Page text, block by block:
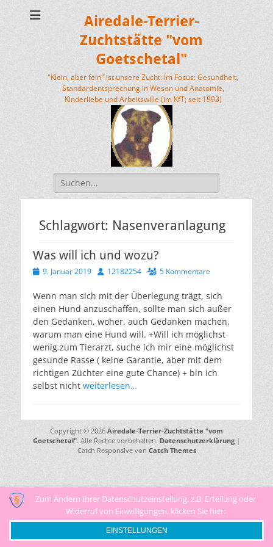
Airedale-Terrier-
Zuchtstätte "vom
Goetschetal"
"Klein, aber fein" ist unsere Zucht: Im Focus: Gesundheit,
Standardentsprechung in Wesen und Anatomie,
Kinderliebe und Arbeitswille (im KfT; seit 1993)
Suchen
nach:
Schlagwort: Nasenveranlagung
Was will ich und wozu?
Veröffentlicht
9. Januar 2019 Autor12182254 5 Kommentare
Wenn man sich mit der Überlegung trägt, sich
einen Hund anzuschaffen, sollte man sich außer
den Gedanken, woher, auch Gedanken machen,
warum man eine Hund will. +Will ich möglichst
wenig zum Tierarzt, suche ich mir eine möglichst
gesunde Rasse ( keine Garantie, aber mit dem
richtigen Züchter eine gute Chance) + bin ich
selbst nicht weiterlesen…
Copyright © 2026 Airedale-Terrier-Zuchtstätte "vom
Goetschetal". Alle Rechte vorbehalten. Datenschutzerklärung |
Catch Responsive von Catch Themes
Zum Ändern Ihrer Datenschutzeinstellung, z.B. Erteilung oder
Widerruf von Einwilligungen, klicken Sie hier:
EINSTELLUNGEN